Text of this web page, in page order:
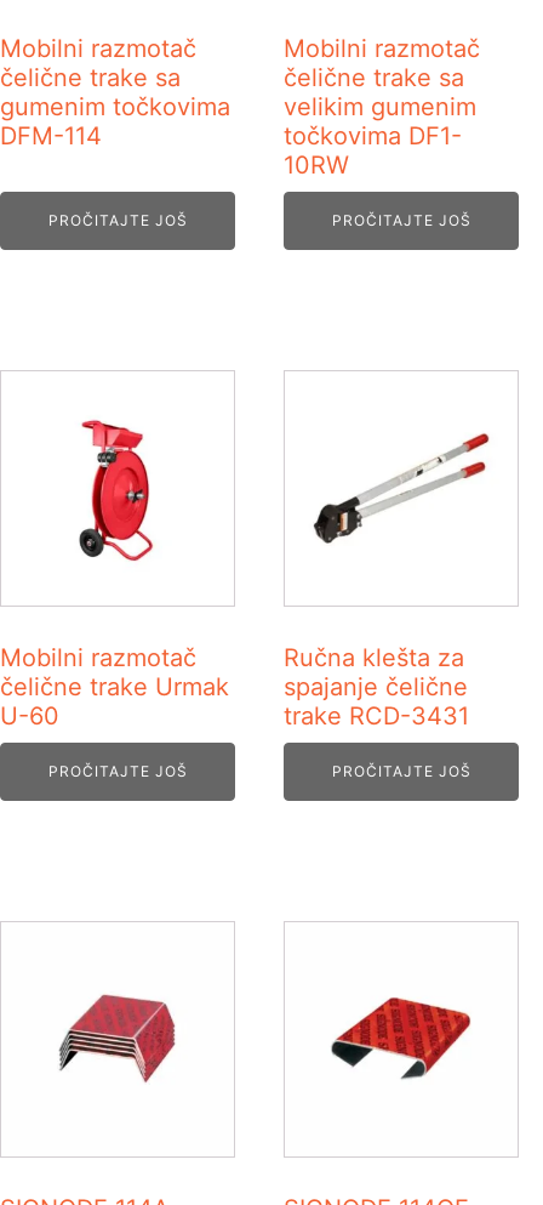
Mobilni razmotač
čelične trake sa
gumenim točkovima
DFM-114
PROČITAJTE JOŠ
Mobilni razmotač
čelične trake sa
velikim gumenim
točkovima DF1-
10RW
PROČITAJTE JOŠ
Mobilni razmotač
čelične trake Urmak
U-60
PROČITAJTE JOŠ
Ručna klešta za
spajanje čelične
trake RCD-3431
PROČITAJTE JOŠ